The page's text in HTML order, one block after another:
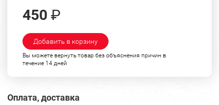
450 ₽
Добавить в корзину
Вы можете вернуть товар без объяснения причин в
течение 14 дней
Оплата, доставка